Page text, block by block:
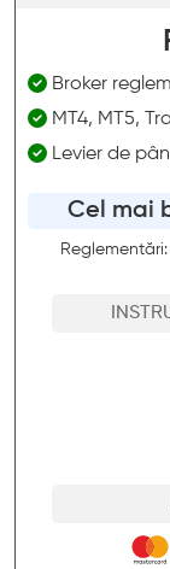
Broker
MT4, MT5,
Levier de
Cel mai
Reglementări: